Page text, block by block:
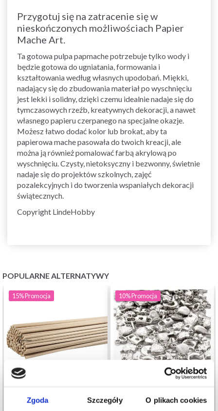
Zgoda Szczegóły O plikach cookies
Przygotuj się na zatracenie się w
nieskończonych możliwościach Papier
Mache Art.
Ta gotowa pulpa papmache potrzebuje tylko wody i
będzie gotowa do ugniatania, formowania i
kształtowania według własnych upodobań. Miękki,
nadający się do zbudowania materiał po wyschnięciu
jest lekki i solidny, dzięki czemu idealnie nadaje się do
tymczasowych rzeźb, kreatywnych dekoracji, a nawet
własnego papieru czerpanego na specjalne okazje.
Możesz łatwo dodać kolor lub brokat, aby ta
papierowa mache pasowała do twoich kreacji, ale
można ją również pomalować farbą akrylową po
wyschnięciu. Czysty, nietoksyczny i bezwonny, świetnie
nadaje się do projektów szkolnych, zajęć
pozalekcyjnych i do tworzenia wspaniałych dekoracji
świątecznych.
Copyright LindeHobby
POPULARNE ALTERNATYWY
15%Promocja 10%Promocja